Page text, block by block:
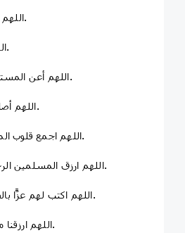
🟡 اللهم نفّس كرب المكروبين.
🟡 اللهم فكّ أسر الأسرى.
🟡 اللهم أعن المستضعفين في كل مكان.
🟡 اللهم أصلح أحوال أمة الإسلام.
🟡 اللهم اجمع قلوب المسلمين على الهدى.
🟡 اللهم ارزق المسلمين الرحمة والحكمة والثبات.
🟡 اللهم اكتب لهم عزًّا بالطاعة والعدل والإيمان.
🟡 اللهم ارزقنا من الخير فوق ما نرجو.